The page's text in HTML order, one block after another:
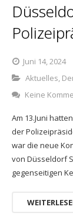
Juni 14, 2024
Aktuelles,
Keine
Am 13.Juni
der
war die neue
von Düsseldorf
gegenseitigen